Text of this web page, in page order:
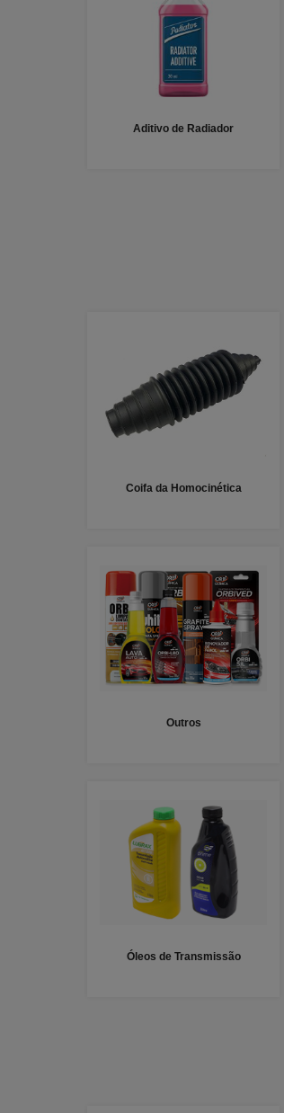
Aditivo de Radiador
Coifa da Homocinética
Outros
Óleos de Transmissão